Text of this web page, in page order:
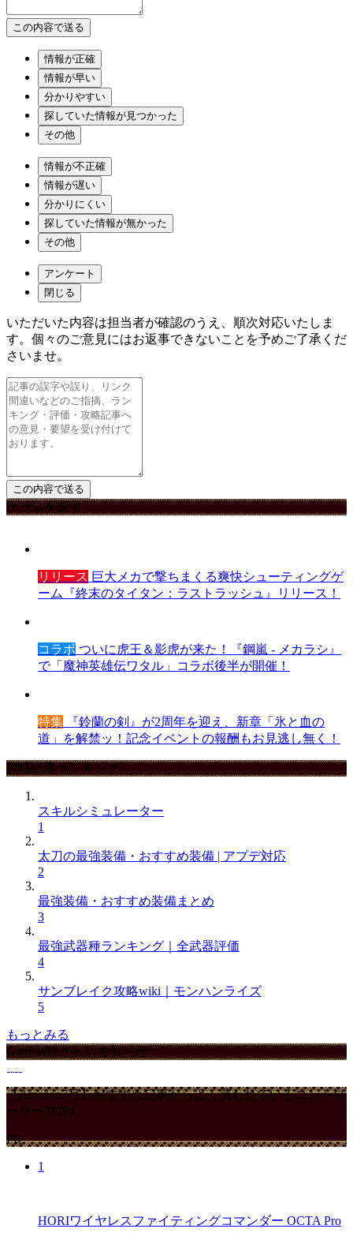
情報が正確
情報が早い
分かりやすい
探していた情報が見つかった
その他
情報が不正確
情報が遅い
分かりにくい
探していた情報が無かった
その他
アンケート
閉じる
いただいた内容は担当者が確認のうえ、順次対応いたしま
す。個々のご意見にはお返事できないことを予めご了承くだ
さいませ。
ゲームを探す
リリース 巨大メカで撃ちまくる爽快シューティングゲ
ーム『終末のタイタン：ラストラッシュ』リリース！
コラボ ついに虎王＆影虎が来た！『鋼嵐 - メカラシ』
で「魔神英雄伝ワタル」コラボ後半が開催！
特集 『鈴蘭の剣』が2周年を迎え、新章「氷と血の
道」を解禁ッ！記念イベントの報酬もお見逃し無く！
攻略記事ランキング
スキルシミュレーター
1
太刀の最強装備・おすすめ装備 | アプデ対応
2
最強装備・おすすめ装備まとめ
3
最強武器種ランキング｜全武器評価
4
サンブレイク攻略wiki｜モンハンライズ
5
もっとみる
GameWithからのお知らせ
【Amazon7月】おすすめ記事からよく買われているコントロ
ーラーTOP4
PR
1
HORIワイヤレスファイティングコマンダー OCTA Pro